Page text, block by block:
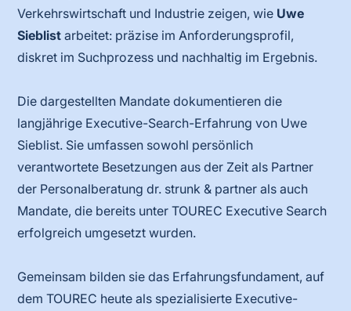
Verkehrswirtschaft und Industrie zeigen, wie Uwe
Sieblistarbeitet: präzise im Anforderungsprofil,
diskret im Suchprozess und nachhaltig im Ergebnis.
Die dargestellten Mandate dokumentieren die
langjährige Executive-Search-Erfahrung von Uwe
Sieblist. Sie umfassen sowohl persönlich
verantwortete Besetzungen aus der Zeit als Partner
der Personalberatung dr. strunk & partner als auch
Mandate, die bereits unter TOUREC Executive Search
erfolgreich umgesetzt wurden.
Gemeinsam bilden sie das Erfahrungsfundament, auf
dem TOUREC heute als spezialisierte Executive-